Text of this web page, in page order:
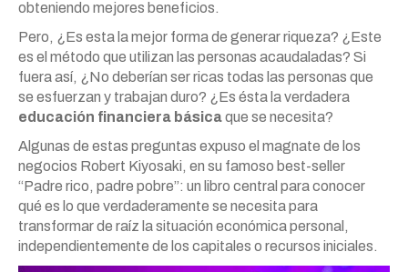
obteniendo mejores beneficios.
Pero, ¿Es esta la mejor forma de generar riqueza? ¿Este
es el método que utilizan las personas acaudaladas? Si
fuera así, ¿No deberían ser ricas todas las personas que
se esfuerzan y trabajan duro? ¿Es ésta la verdadera
educación financiera básicaque se necesita?
Algunas de estas preguntas expuso el magnate de los
negocios Robert Kiyosaki, en su famoso best-seller
“Padre rico, padre pobre”: un libro central para conocer
qué es lo que verdaderamente se necesita para
transformar de raíz la situación económica personal,
independientemente de los capitales o recursos iniciales.